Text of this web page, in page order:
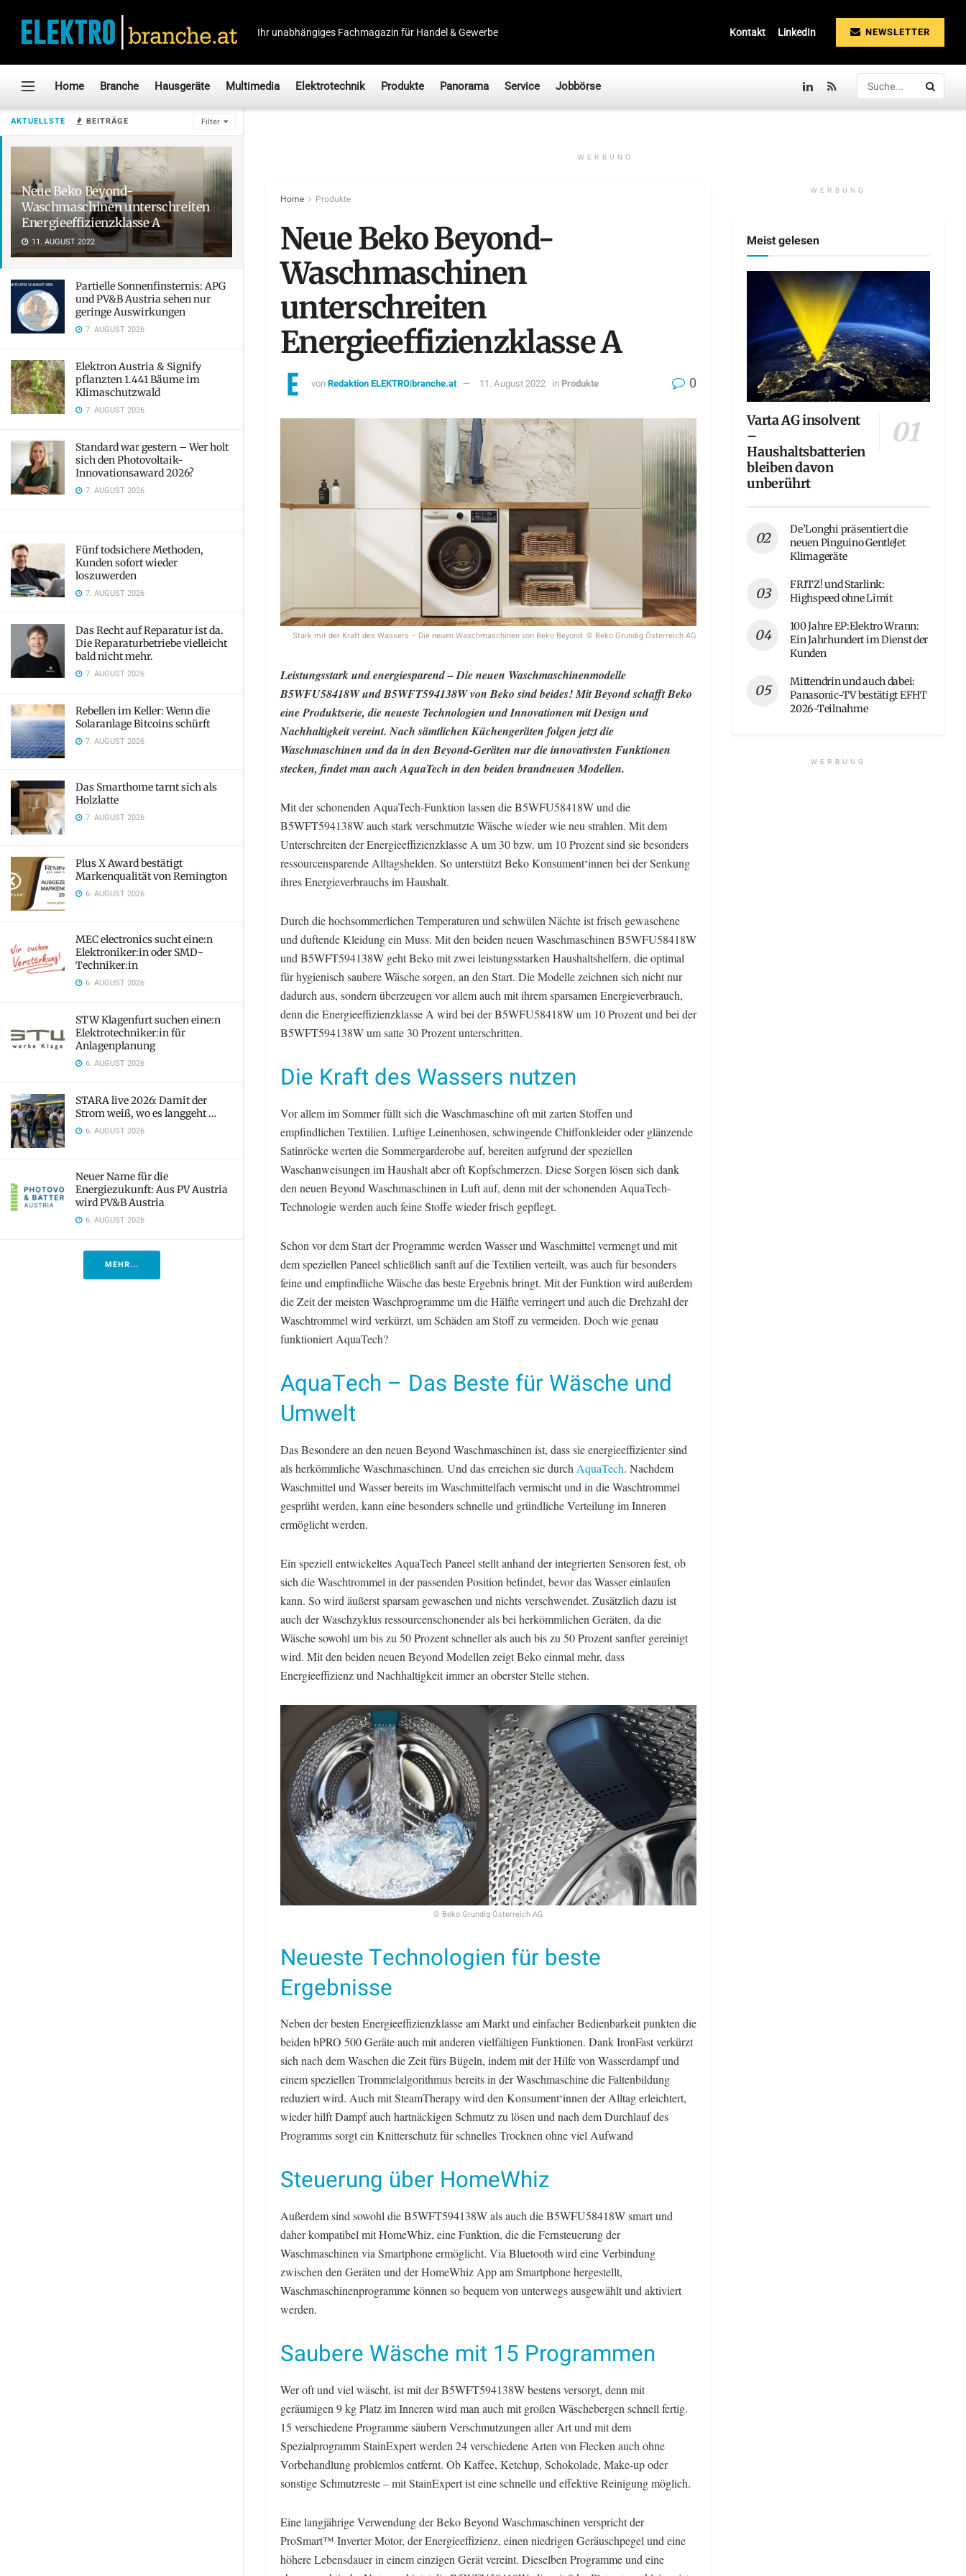
AKTUELLSTE BEITRÄGE Filter
Neue Beko Beyond-
Waschmaschinen unterschreiten
Energieeffizienzklasse A
11. AUGUST 2022
Partielle Sonnenfinsternis: APG
und PV&B Austria sehen nur
geringe Auswirkungen
7. AUGUST 2026
Elektron Austria & Signify
pflanzten 1.441 Bäume im
Klimaschutzwald
7. AUGUST 2026
Standard war gestern – Wer holt
sich den Photovoltaik-
Innovationsaward 2026?
7. AUGUST 2026
Fünf todsichere Methoden,
Kunden sofort wieder
loszuwerden
7. AUGUST 2026
Das Recht auf Reparatur ist da.
Die Reparaturbetriebe vielleicht
bald nicht mehr.
7. AUGUST 2026
Rebellen im Keller: Wenn die
Solaranlage Bitcoins schürft
7. AUGUST 2026
Das Smarthome tarnt sich als
Holzlatte
7. AUGUST 2026
Plus X Award bestätigt
Markenqualität von Remington
6. AUGUST 2026
MEC electronics sucht eine:n
Elektroniker:in oder SMD-
Techniker:in
6. AUGUST 2026
STW Klagenfurt suchen eine:n
Elektrotechniker:in für
Anlagenplanung
6. AUGUST 2026
STARA live 2026: Damit der
Strom weiß, wo es langgeht …
6. AUGUST 2026
Neuer Name für die
Energiezukunft: Aus PV Austria
wird PV&B Austria
6. AUGUST 2026
MEHR...
Ihr unabhängiges Fachmagazin für Handel & Gewerbe Kontakt LinkedIn NEWSLETTER
Home Branche Hausgeräte Multimedia Elektrotechnik Produkte Panorama Service Jobbörse
WERBUNG
Home Produkte
Neue Beko Beyond-
Waschmaschinen
unterschreiten
Energieeffizienzklasse A
vonRedaktion ELEKTRO|branche.at 11. August 2022 in Produkte 0
Stark mit der Kraft des Wassers – Die neuen Waschmaschinen von Beko Beyond. © Beko Grundig Österreich AG
Leistungsstark und energiesparend – Die neuen Waschmaschinenmodelle
B5WFU58418W und B5WFT594138W von Beko sind beides! Mit Beyond schafft Beko
eine Produktserie, die neueste Technologien und Innovationen mit Design und
Nachhaltigkeit vereint. Nach sämtlichen Küchengeräten folgen jetzt die
Waschmaschinen und da in den Beyond-Geräten nur die innovativsten Funktionen
stecken, findet man auch AquaTech in den beiden brandneuen Modellen.
Mit der schonenden AquaTech-Funktion lassen die B5WFU58418W und die
B5WFT594138W auch stark verschmutzte Wäsche wieder wie neu strahlen. Mit dem
Unterschreiten der Energieeffizienzklasse A um 30 bzw. um 10 Prozent sind sie besonders
ressourcensparende Alltagshelden. So unterstützt Beko Konsument*innen bei der Senkung
ihres Energieverbrauchs im Haushalt.
Durch die hochsommerlichen Temperaturen und schwülen Nächte ist frisch gewaschene
und duftende Kleidung ein Muss. Mit den beiden neuen Waschmaschinen B5WFU58418W
und B5WFT594138W geht Beko mit zwei leistungsstarken Haushaltshelfern, die optimal
für hygienisch saubere Wäsche sorgen, an den Start. Die Modelle zeichnen sich nicht nur
dadurch aus, sondern überzeugen vor allem auch mit ihrem sparsamen Energieverbrauch,
denn die Energieeffizienzklasse A wird bei der B5WFU58418W um 10 Prozent und bei der
B5WFT594138W um satte 30 Prozent unterschritten.
Die Kraft des Wassers nutzen
Vor allem im Sommer füllt sich die Waschmaschine oft mit zarten Stoffen und
empfindlichen Textilien. Luftige Leinenhosen, schwingende Chiffonkleider oder glänzende
Satinröcke werten die Sommergarderobe auf, bereiten aufgrund der speziellen
Waschanweisungen im Haushalt aber oft Kopfschmerzen. Diese Sorgen lösen sich dank
den neuen Beyond Waschmaschinen in Luft auf, denn mit der schonenden AquaTech-
Technologie werden auch feine Stoffe wieder frisch gepflegt.
Schon vor dem Start der Programme werden Wasser und Waschmittel vermengt und mit
dem speziellen Paneel schließlich sanft auf die Textilien verteilt, was auch für besonders
feine und empfindliche Wäsche das beste Ergebnis bringt. Mit der Funktion wird außerdem
die Zeit der meisten Waschprogramme um die Hälfte verringert und auch die Drehzahl der
Waschtrommel wird verkürzt, um Schäden am Stoff zu vermeiden. Doch wie genau
funktioniert AquaTech?
AquaTech – Das Beste für Wäsche und
Umwelt
Das Besondere an den neuen Beyond Waschmaschinen ist, dass sie energieeffizienter sind
als herkömmliche Waschmaschinen. Und das erreichen sie durch AquaTech. Nachdem
Waschmittel und Wasser bereits im Waschmittelfach vermischt und in die Waschtrommel
gesprüht werden, kann eine besonders schnelle und gründliche Verteilung im Inneren
ermöglicht werden.
Ein speziell entwickeltes AquaTech Paneel stellt anhand der integrierten Sensoren fest, ob
sich die Waschtrommel in der passenden Position befindet, bevor das Wasser einlaufen
kann. So wird äußerst sparsam gewaschen und nichts verschwendet. Zusätzlich dazu ist
auch der Waschzyklus ressourcenschonender als bei herkömmlichen Geräten, da die
Wäsche sowohl um bis zu 50 Prozent schneller als auch bis zu 50 Prozent sanfter gereinigt
wird. Mit den beiden neuen Beyond Modellen zeigt Beko einmal mehr, dass
Energieeffizienz und Nachhaltigkeit immer an oberster Stelle stehen.
© Beko Grundig Österreich AG
Neueste Technologien für beste
Ergebnisse
Neben der besten Energieeffizienzklasse am Markt und einfacher Bedienbarkeit punkten die
beiden bPRO 500 Geräte auch mit anderen vielfältigen Funktionen. Dank IronFast verkürzt
sich nach dem Waschen die Zeit fürs Bügeln, indem mit der Hilfe von Wasserdampf und
einem speziellen Trommelalgorithmus bereits in der Waschmaschine die Faltenbildung
reduziert wird. Auch mit SteamTherapy wird den Konsument*innen der Alltag erleichtert,
wieder hilft Dampf auch hartnäckigen Schmutz zu lösen und nach dem Durchlauf des
Programms sorgt ein Knitterschutz für schnelles Trocknen ohne viel Aufwand
Steuerung über HomeWhiz
Außerdem sind sowohl die B5WFT594138W als auch die B5WFU58418W smart und
daher kompatibel mit HomeWhiz, eine Funktion, die die Fernsteuerung der
Waschmaschinen via Smartphone ermöglicht. Via Bluetooth wird eine Verbindung
zwischen den Geräten und der HomeWhiz App am Smartphone hergestellt,
Waschmaschinenprogramme können so bequem von unterwegs ausgewählt und aktiviert
werden.
Saubere Wäsche mit 15 Programmen
Wer oft und viel wäscht, ist mit der B5WFT594138W bestens versorgt, denn mit
geräumigen 9 kg Platz im Inneren wird man auch mit großen Wäschebergen schnell fertig.
15 verschiedene Programme säubern Verschmutzungen aller Art und mit dem
Spezialprogramm StainExpert werden 24 verschiedene Arten von Flecken auch ohne
Vorbehandlung problemlos entfernt. Ob Kaffee, Ketchup, Schokolade, Make-up oder
sonstige Schmutzreste – mit StainExpert ist eine schnelle und effektive Reinigung möglich.
Eine langjährige Verwendung der Beko Beyond Waschmaschinen verspricht der
ProSmart™ Inverter Motor, der Energieeffizienz, einen niedrigen Geräuschpegel und eine
höhere Lebensdauer in einem einzigen Gerät vereint. Dieselben Programme und eine
WERBUNG
Meist gelesen
Varta AG insolvent
–
Haushaltsbatterien
bleiben davon
unberührt
De’Longhi präsentiert die
neuen Pinguino GentleJet
Klimageräte
FRITZ! und Starlink:
Highspeed ohne Limit
100 Jahre EP:Elektro Wrann:
Ein Jahrhundert im Dienst der
Kunden
Mittendrin und auch dabei:
Panasonic-TV bestätigt EFHT
2026-Teilnahme
WERBUNG